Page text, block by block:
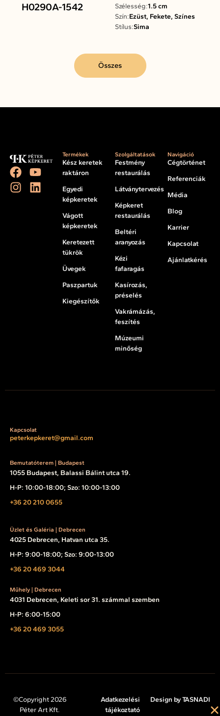
H0290A-1542 Szélesség:1.5 cm
Szín:Ezüst, Fekete, Színes
Stílus:Sima
Összes
Termékek
Kész keretek
raktáron
Egyedi
képkeretek
Vágott
képkeretek
Keretezett
tükrök
Üvegek
Paszpartuk
Kiegészítők
Szolgáltatások
Festmény
restaurálás
Látványtervezés
Képkeret
restaurálás
Beltéri
aranyozás
Kézi
fafaragás
Kasírozás,
préselés
Vakrámázás,
feszítés
Múzeumi
minőség
Navigáció
Cégtörténet
Referenciák
Média
Blog
Karrier
Kapcsolat
Ajánlatkérés
Kapcsolat
peterkepkeret@gmail.com
Bemutatóterem | Budapest
1055 Budapest, Balassi Bálint utca 19.
H-P: 10:00-18:00; Szo: 10:00-13:00
+36 20 210 0655
Üzlet és Galéria | Debrecen
4025 Debrecen, Hatvan utca 35.
H-P: 9:00-18:00; Szo: 9:00-13:00
+36 20 469 3044
Műhely | Debrecen
4031 Debrecen, Keleti sor 31. számmal szemben
H-P: 6:00-15:00
+36 20 469 3055
©Copyright 2026
Péter Art Kft.
Adatkezelési
tájékoztató
Design by TASNADI